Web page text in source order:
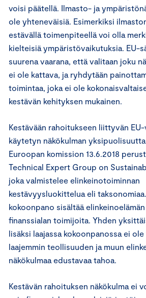
voisi päätellä. Ilmasto- ja
ole yhteneväisiä. Esimerkiksi
estävällä toimenpiteellä voi olla
kielteisiä ympäristövaikutuksia. EU-
suurena vaarana, että valitaan joku
ei ole kattava, ja ryhdytään
toimintaa, joka ei ole
kestävän kehityksen mukainen.
Kestävään rahoitukseen liittyvän
käytetyn näkökulman
Euroopan komission 13.6.2018
Technical Expert Group on
joka valmistelee elinkeinotoiminnan
kestävyysluokittelua eli
kokoonpano sisältää
finanssialan toimijoita. Yhden
lisäksi laajassa kokoonpanossa ei ole
laajemmin teollisuuden ja muun
näkökulmaa edustavaa tahoa.
Kestävän rahoituksen näkökulma ei